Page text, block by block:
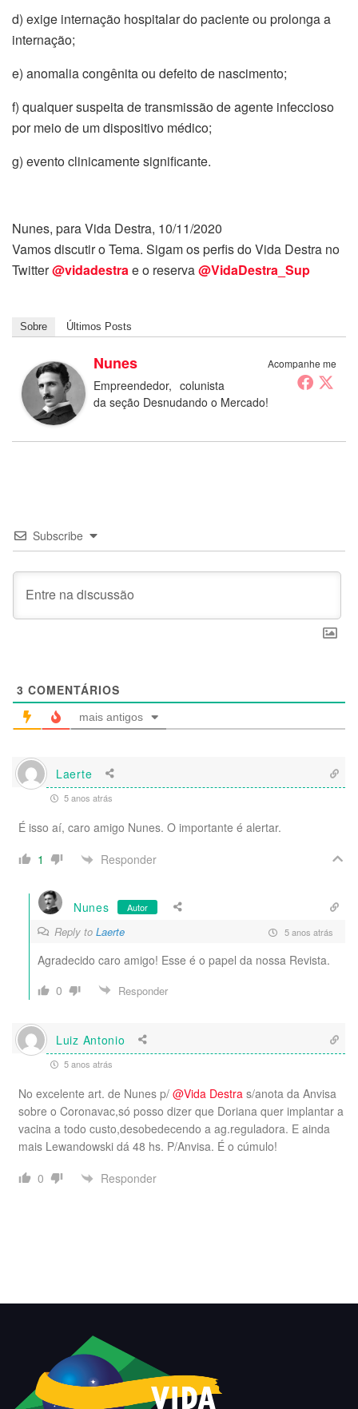
d) exige internação hospitalar do paciente ou prolonga a
internação;
e) anomalia congênita ou defeito de nascimento;
f) qualquer suspeita de transmissão de agente infeccioso
por meio de um dispositivo médico;
g) evento clinicamente significante.
Nunes, para Vida Destra, 10/11/2020
Vamos discutir o Tema. Sigam os perfis do Vida Destra no
Twitter@vidadestrae o reserva@VidaDestra_Sup
Sobre Últimos Posts
Acompanhe me
Nunes
Empreendedor, colunista
da seção Desnudando o Mercado!
Subscribe
3 COMENTÁRIOS
mais antigos
Laerte
5 anos atrás
É isso aí, caro amigo Nunes. O importante é alertar.
1
Responder
Nunes Autor
Reply to Laerte 5 anos atrás
Agradecido caro amigo! Esse é o papel da nossa Revista.
0
Responder
Luiz Antonio
5 anos atrás
No excelente art. de Nunes p/ @Vida Destra s/anota da Anvisa
sobre o Coronavac,só posso dizer que Doriana quer implantar a
vacina a todo custo,desobedecendo a ag.reguladora. E ainda
mais Lewandowski dá 48 hs. P/Anvisa. É o cúmulo!
0
Responder